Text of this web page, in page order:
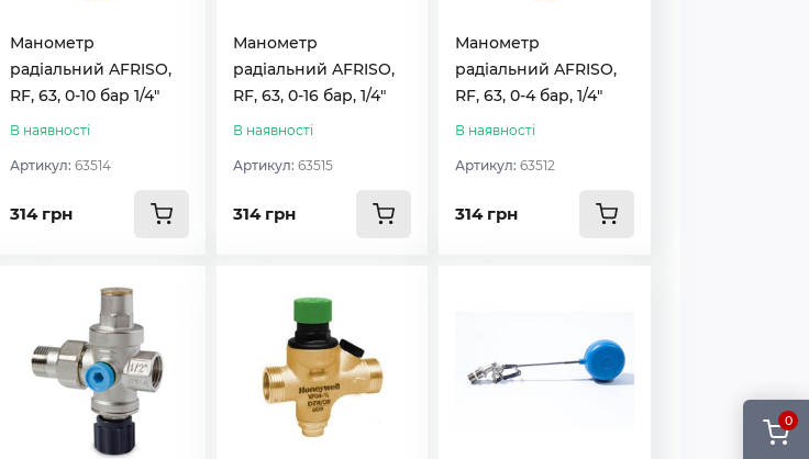
0
Манометр
радіальний AFRISO,
RF, 63, 0-10 бар 1/4"
В наявності
Артикул:63514
314 грн
Манометр
радіальний AFRISO,
RF, 63, 0-16 бар, 1/4"
В наявності
Артикул: 63515
314 грн
Манометр
радіальний AFRISO,
RF, 63, 0-4 бар, 1/4"
В наявності
Артикул:63512
314 грн